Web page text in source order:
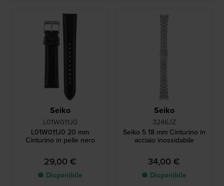
Seiko
L01W011J0
L01W011J0 20 mm
Cinturino in pelle nero
29,00 €
● Disponibile
Seiko
3246JZ
Seiko 5 18 mm Cinturino in
acciaio inossidabile
34,00 €
● Disponibile